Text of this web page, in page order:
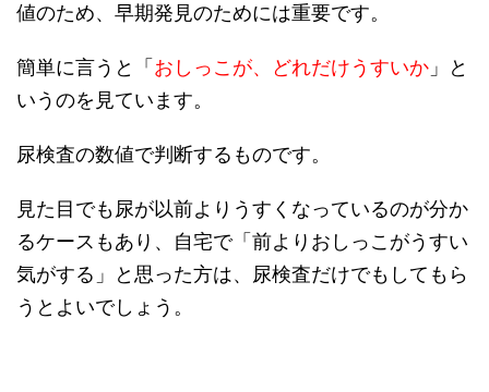
値のため、早期発見のためには重要です。
簡単に言うと「 おしっこが、どれだけうすいか 」と
いうのを見ています。
尿検査の数値で判断するものです。
見た目でも尿が以前よりうすくなっているのが分か
るケースもあり、自宅で「前よりおしっこがうすい
気がする」と思った方は、尿検査だけでもしてもら
うとよいでしょう。